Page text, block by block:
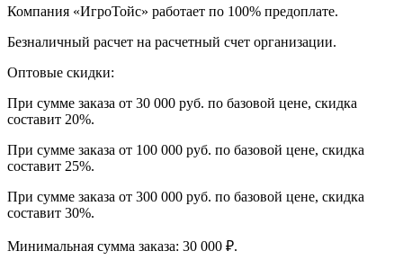
Компания «ИгроТойс» работает по 100% предоплате.
Безналичный расчет на расчетный счет организации.
Оптовые скидки:
При сумме заказа от 30 000 руб. по базовой цене, скидка
составит 20%.
При сумме заказа от 100 000 руб. по базовой цене, скидка
составит 25%.
При сумме заказа от 300 000 руб. по базовой цене, скидка
составит 30%.
Минимальная сумма заказа: 30 000 ₽.